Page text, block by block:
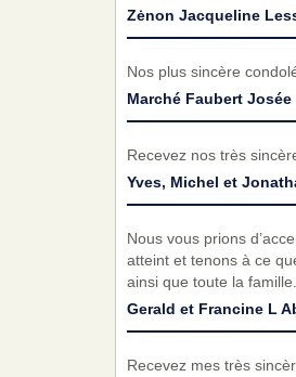
Zėnon Jacqueline
Nos plus sincère
Marché Faubert Josée
Recevez nos très
Yves, Michel et
Nous vous prions
atteint et tenons à ce
ainsi que toute la famille.
Gerald et Francine L
Recevez mes très